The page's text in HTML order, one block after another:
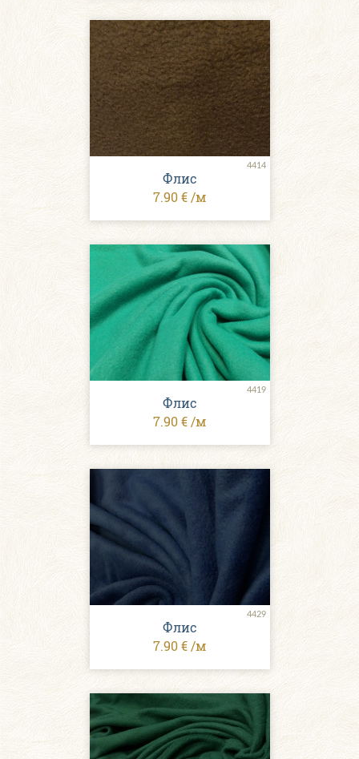
4414
Флис
7.90 € /м
4419
Флис
7.90 € /м
4429
Флис
7.90 € /м